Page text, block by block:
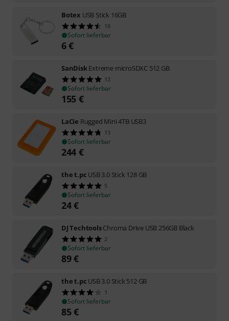
Botex USB Stick 16GB
18
Sofort lieferbar
6€
SanDiskExtreme microSDXC 512 GB
12
Sofort lieferbar
155 €
LaCie Rugged Mini 4TB USB3
13
Sofort lieferbar
244 €
the t.pc USB 3.0 Stick 128 GB
5
Sofort lieferbar
24€
DJ TechtoolsChroma Drive USB 256GB Black
2
Sofort lieferbar
89€
the t.pc USB 3.0 Stick 512 GB
1
Sofort lieferbar
85€